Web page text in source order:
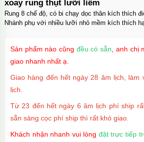
xoay rung thụt lưỡi liếm
Rung 8 chế độ, có bi chạy dọc thân kích thích
Nhánh phụ với nhiều lưỡi nhỏ mềm kích thích
Sản phẩm nào cũng đều có sẵn , anh chị
giao nhanh nhất ạ.
Giao hàng đến hết ngày 28 âm lịch, làm
lịch.
Từ 23 đến hết ngày 6 âm lịch phí ship
sẵn sàng cọc phí ship thì rất khó giao.
Khách nhận nhanh vui lòng đặt trực tiếp